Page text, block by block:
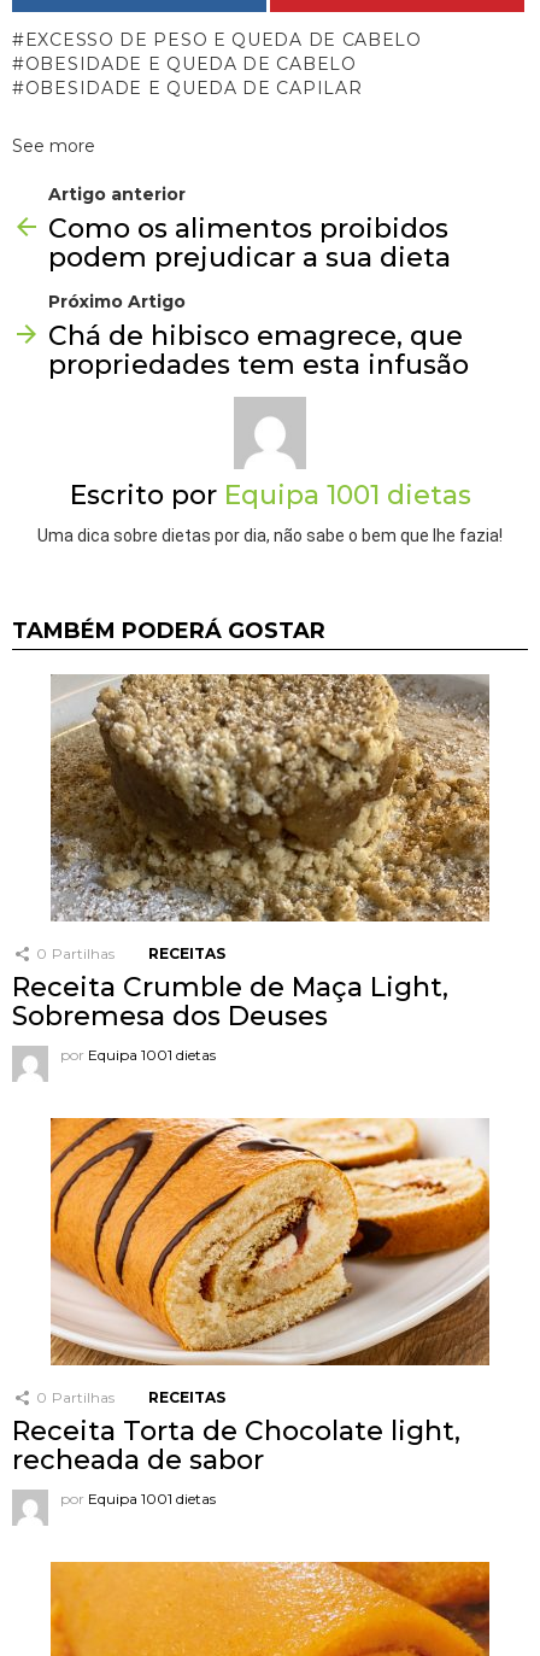
EXCESSO DE PESO E QUEDA DE CABELO
OBESIDADE E QUEDA DE CABELO
OBESIDADE E QUEDA DE CAPILAR
See more
Artigo anterior
Como os alimentos proibidos
podem prejudicar a sua dieta
Próximo Artigo
Chá de hibisco emagrece, que
propriedades tem esta infusão
Escrito por Equipa 1001 dietas
Uma dica sobre dietas por dia, não sabe o bem que lhe fazia!
TAMBÉM PODERÁ GOSTAR
0 Partilhas RECEITAS
Receita Crumble de Maça Light,
Sobremesa dos Deuses
por Equipa 1001 dietas
0 Partilhas RECEITAS
Receita Torta de Chocolate light,
recheada de sabor
por Equipa 1001 dietas